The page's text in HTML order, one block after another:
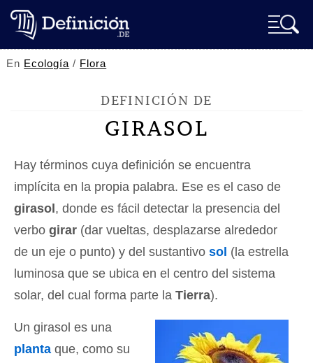
En Ecología / Flora
DEFINICIÓN DE
GIRASOL
Hay términos cuya definición se encuentra
implícita en la propia palabra. Ese es el caso de
girasol , donde es fácil detectar la presencia del
verbo girar (dar vueltas, desplazarse alrededor
de un eje o punto) y del sustantivo sol (la estrella
luminosa que se ubica en el centro del sistema
solar, del cual forma parte la Tierra).
Un girasol es una
planta que, como su